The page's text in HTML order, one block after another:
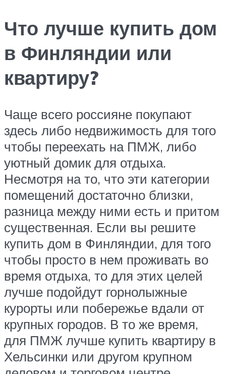
Что лучше купить дом
в Финляндии или
квартиру?
Чаще всего россияне покупают
здесь либо недвижимость для того
чтобы переехать на ПМЖ, либо
уютный домик для отдыха.
Несмотря на то, что эти категории
помещений достаточно близки,
разница между ними есть и притом
существенная. Если вы решите
купить дом в Финляндии, для того
чтобы просто в нем проживать во
время отдыха, то для этих целей
лучше подойдут горнолыжные
курорты или побережье вдали от
крупных городов. В то же время,
для ПМЖ лучше купить квартиру в
Хельсинки или другом крупном